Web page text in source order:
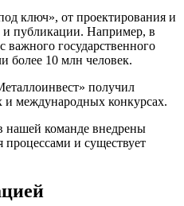
ключ», от проектирования и
и публикации. Например, в
важного государственного
более 10 млн человек.
получил
и международных конкурсах.
нашей команде внедрены
и существует